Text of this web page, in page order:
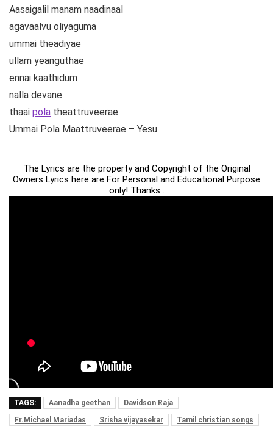
Aasaigalil manam naadinaal
agavaalvu oliyaguma
ummai theadiyae
ullam yeanguthae
ennai kaathidum
nalla devane
thaai pola theattruveerae
Ummai Pola Maattruveerae – Yesu
The Lyrics are the property and Copyright of the Original
Owners Lyrics here are For Personal and Educational Purpose
only! Thanks .
TAGS: Aanadha geethan
Davidson Raja
Fr.Michael Mariadas
Srisha vijayasekar Tamil christian songs